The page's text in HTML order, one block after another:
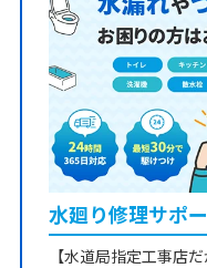
水廻り修理サポ
【水道局指定工事店